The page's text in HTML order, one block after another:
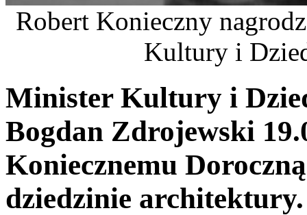
Robert Konieczny
Kultury i
Minister Kultury i
Bogdan Zdrojewski
Koniecznemu
dziedzinie architektury.